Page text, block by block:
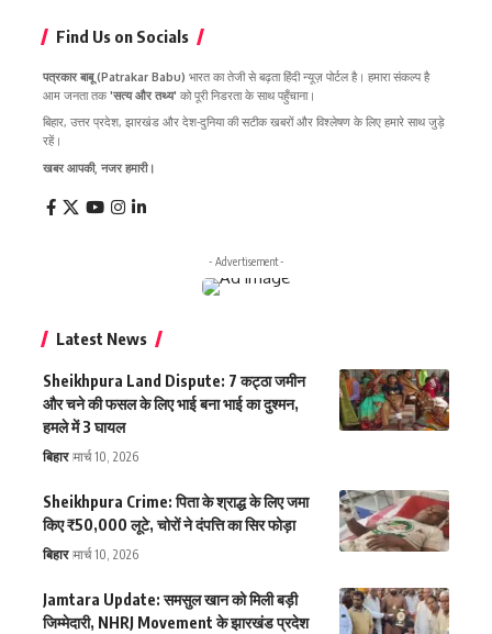
Find Us on Socials
पत्रकार बाबू (Patrakar Babu) भारत का तेजी से बढ़ता हिंदी न्यूज़ पोर्टल है। हमारा संकल्प है
आम जनता तक'सत्य और तथ्य' को पूरी निडरता के साथ पहुँचाना।
बिहार, उत्तर प्रदेश, झारखंड और देश-दुनिया की सटीक खबरों और विश्लेषण के लिए हमारे साथ जुड़े
रहें।
खबर आपकी, नजर हमारी।
- Advertisement -
Latest News
Sheikhpura Land Dispute: 7 कट्ठा जमीन
और चने की फसल के लिए भाई बना भाई का दुश्मन,
हमले में 3 घायल
बिहार मार्च 10, 2026
Sheikhpura Crime: पिता के श्राद्ध के लिए जमा
किए ₹50,000 लूटे, चोरों ने दंपत्ति का सिर फोड़ा
बिहार मार्च 10, 2026
Jamtara Update: समसुल खान को मिली बड़ी
जिम्मेदारी, NHRJ Movement के झारखंड प्रदेश